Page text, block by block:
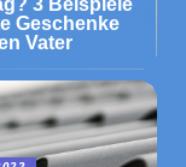
3 Beispiele
Geschenke
Vater